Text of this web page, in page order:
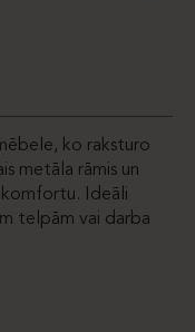
ko raksturo
metāla rāmis un
komfortu. Ideāli
telpām vai darba